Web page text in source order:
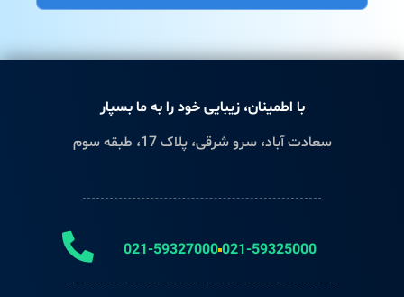
با اطمینان، زیبایی خود را به ما بسپار
سعادت آباد، سرو شرقی، پلاک 17، طبقه سوم
021-59325000
021-59327000